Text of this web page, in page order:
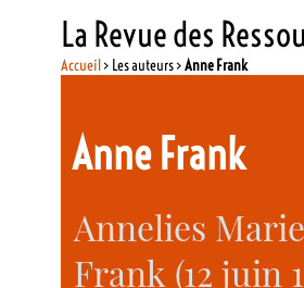
La Revue des
Accueil> Les auteurs >Anne Frank
Anne Frank
Annelies
Frank (12 juin